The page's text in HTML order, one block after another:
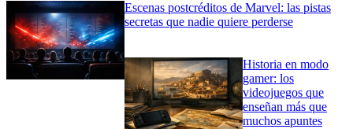
Escenas postcréditos de Marvel: las pistas
secretas que nadie quiere perderse
Historia en modo
gamer: los
videojuegos que
enseñan más que
muchos apuntes